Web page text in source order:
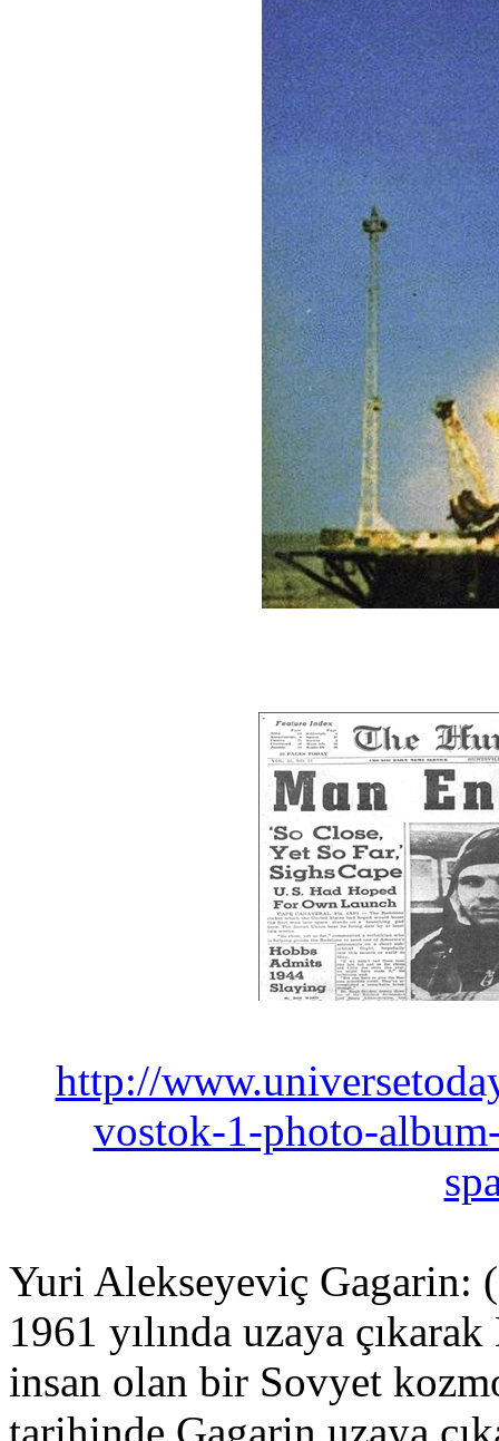
http://
vostok-1-photo-
Yuri Alekseyeviç Gagarin:
1961 yılında uzaya
insan olan bir Sovyet